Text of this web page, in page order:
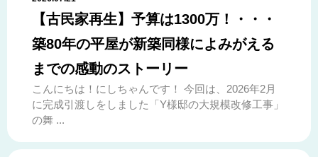
【古民家再生】予算は1300万！・・・
築80年の平屋が新築同様によみがえる
までの感動のストーリー
こんにちは！にしちゃんです！ 今回は、2026年2月
に完成引渡しをしました「Y様邸の大規模改修工事」
の舞 ...